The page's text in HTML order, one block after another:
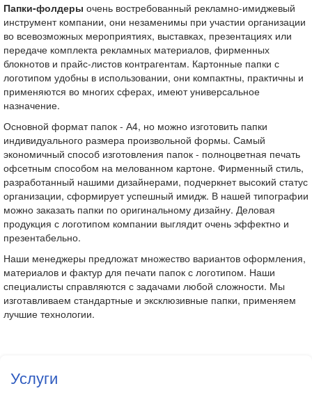
Папки-фолдеры очень востребованный рекламно-имиджевый
инструмент компании, они незаменимы при участии организации
во всевозможных мероприятиях, выставках, презентациях или
передаче комплекта рекламных материалов, фирменных
блокнотов и прайс-листов контрагентам. Картонные папки с
логотипом удобны в использовании, они компактны, практичны и
применяются во многих сферах, имеют универсальное
назначение.
Основной формат папок - А4, но можно изготовить папки
индивидуального размера произвольной формы. Самый
экономичный способ изготовления папок - полноцветная печать
офсетным способом на мелованном картоне. Фирменный стиль,
разработанный нашими дизайнерами, подчеркнет высокий статус
организации, сформирует успешный имидж. В нашей типографии
можно заказать папки по оригинальному дизайну. Деловая
продукция с логотипом компании выглядит очень эффектно и
презентабельно.
Наши менеджеры предложат множество вариантов оформления,
материалов и фактур для печати папок с логотипом. Наши
специалисты справляются с задачами любой сложности. Мы
изготавливаем стандартные и эксклюзивные папки, применяем
лучшие технологии.
Услуги